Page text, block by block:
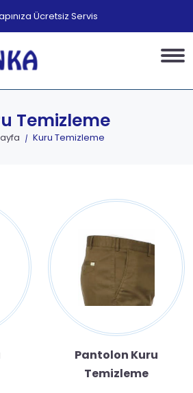
Ücretsiz Servis
Temizleme
Kuru Temizleme
Pantolon Kuru
Temizleme